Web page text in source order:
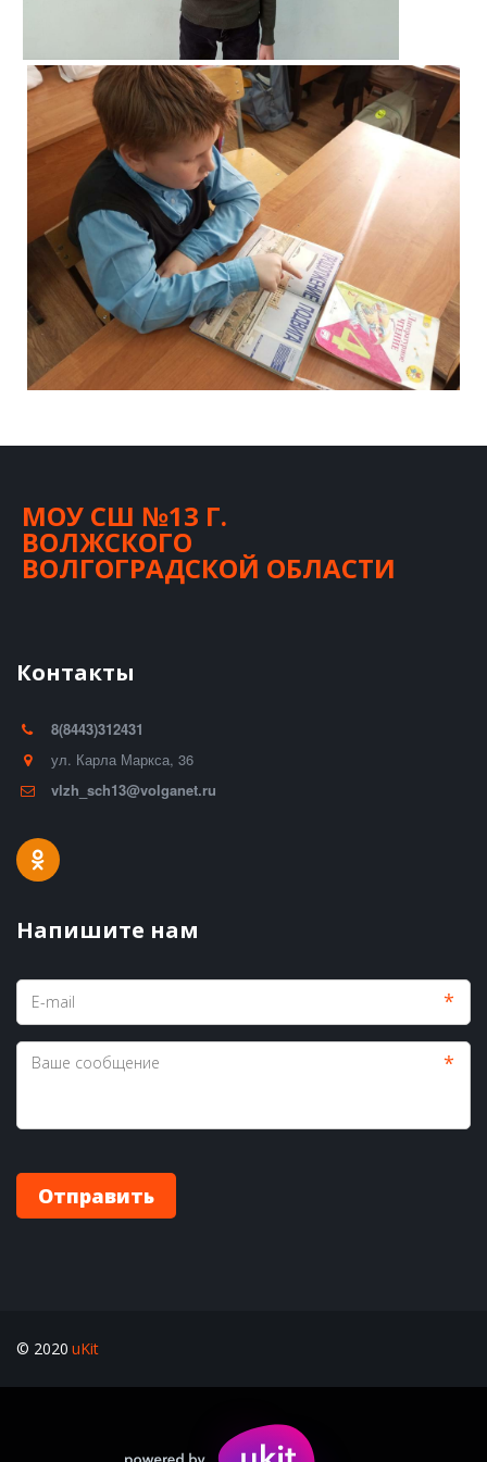
МОУ СШ №13 Г.
ВОЛЖСКОГО
ВОЛГОГРАДСКОЙ ОБЛАСТИ
Контакты
8(8443)312431
ул. Карла Маркса, 36
vlzh_sch13@volganet.ru
Напишите нам
*
*
Отправить
© 2020 uKit